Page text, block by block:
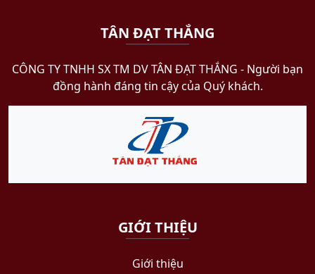
TÂN ĐẠT THẮNG
CÔNG TY TNHH SX TM DV TÂN ĐẠT THẮNG​ - Người bạn
đồng hành đáng tin cậy của Quý khách.
GIỚI THIỆU
Giới thiệu